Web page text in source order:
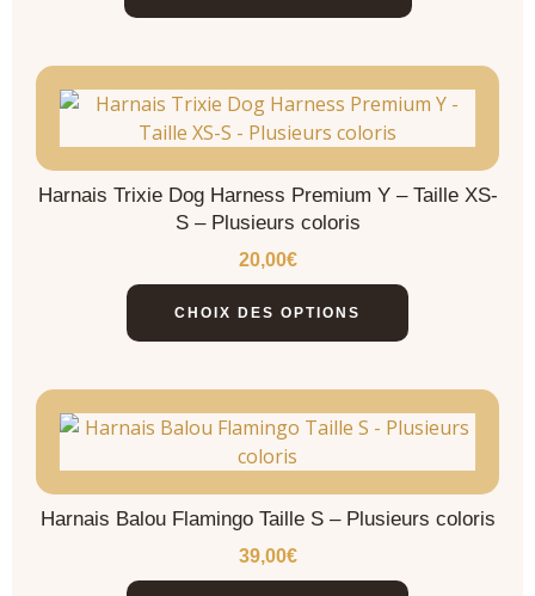
Harnais Trixie Dog Harness Premium Y – Taille XS-
S – Plusieurs coloris
20,00€
CHOIX DES OPTIONS
Harnais Balou Flamingo Taille S – Plusieurs coloris
39,00€